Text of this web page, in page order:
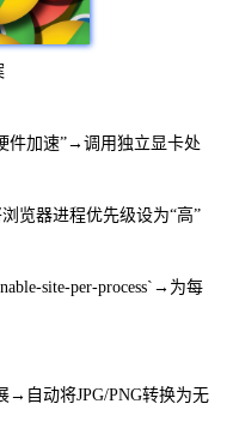
件加速”→调用独立显卡处
览器进程优先级设为“高”
site-per-process`→为每
→自动将JPG/PNG转换为无